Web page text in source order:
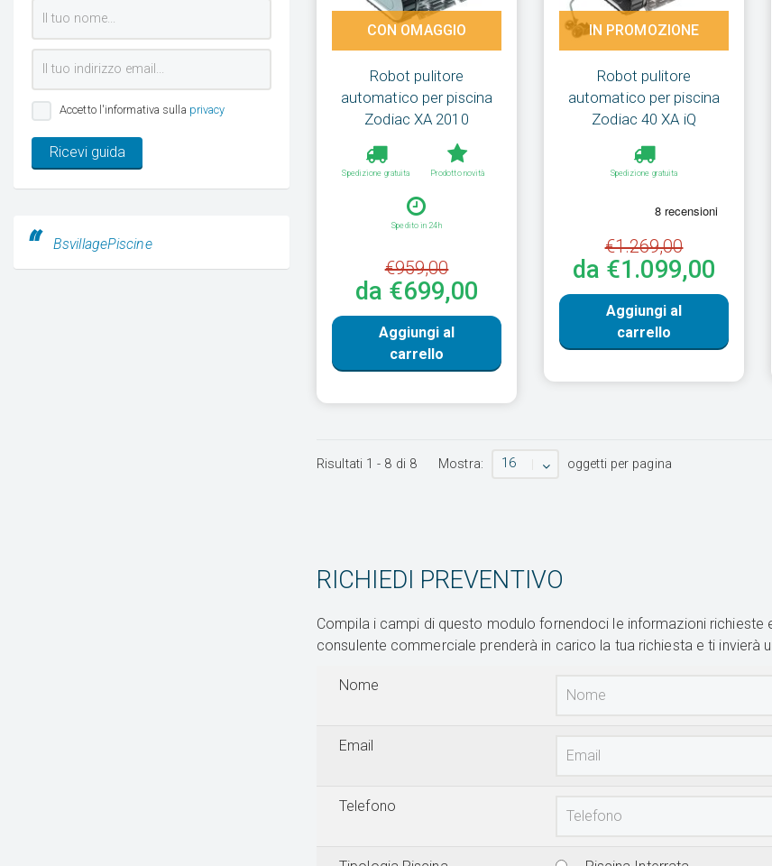
Robot pulitore
automatico per piscina
Zodiac XA 2010
Spedizione gratuita Prodotto novità
Spedito in 24h
€959,00
da €699,00
Aggiungi al
carrello
CON OMAGGIO
Robot pulitore
automatico per piscina
Zodiac 40 XA iQ
Spedizione gratuita
€1.269,00
da €1.099,00
Aggiungi al
carrello
IN PROMOZIONE
Risultati 1 - 8 di 8 Mostra: 16 oggetti per pagina
RICHIEDI PREVENTIVO
Compila i campi di questo modulo fornendoci le informazioni richieste
consulente commerciale prenderà in carico la tua richiesta e ti invierà
Nome
Email
Telefono
Accetto l'informativa sulla privacy
Ricevi guida
BsvillagePiscine